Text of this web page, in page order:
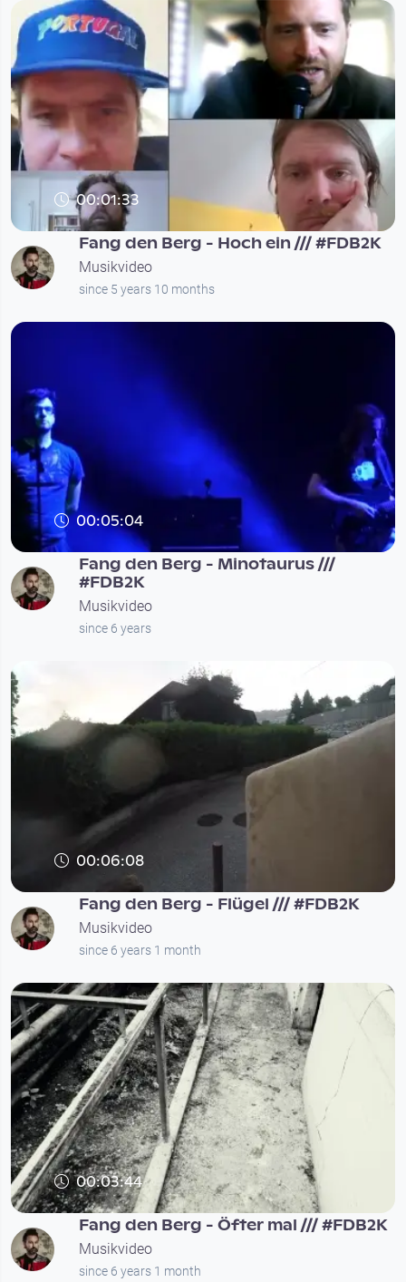
00:01:33
Fang den Berg - Hoch ein /// #FDB2K
Musikvideo
since 5 years 10 months
00:05:04
Fang den Berg - Minotaurus ///
#FDB2K
Musikvideo
since 6 years
00:06:08
Fang den Berg - Flügel /// #FDB2K
Musikvideo
since 6 years 1 month
00:03:44
Fang den Berg - Öfter mal /// #FDB2K
Musikvideo
since 6 years 1 month